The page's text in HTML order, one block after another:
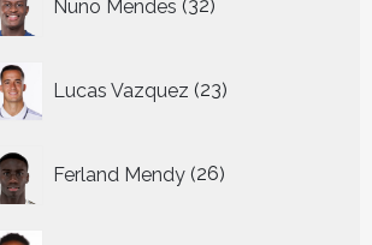
Nuno Mendes 32
producten
Lucas Vazquez 23
producten
Ferland Mendy 26
producten